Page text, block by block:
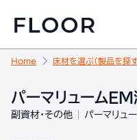
Home 床材を選ぶ（製品を探す
パーマリューム
副資材・その他 パーマリュ